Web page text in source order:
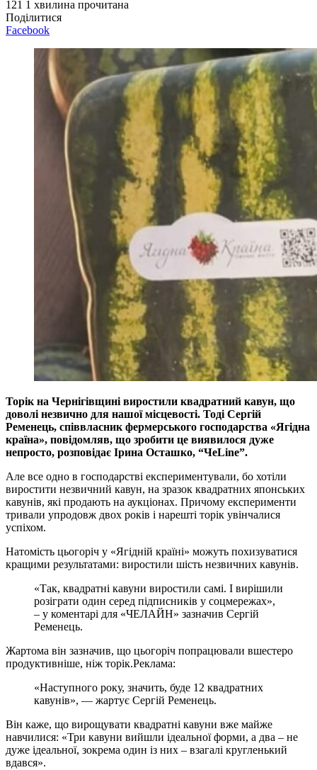
121 1 хвилина прочитана
Поділитися
Facebook
Торік на Чернігівщині виростили квадратний кавун, що
доволі незвично для нашої місцевості. Тоді Сергій
Ременець, співвласник фермерського господарства «Ягідна
країна», повідомляв, що зробити це виявилося дуже
непросто, розповідає Ірина Осташко, “ЧеLine”.
Але все одно в господарстві експериментували, бо хотіли
виростити незвичний кавун, на зразок квадратних японських
кавунів, які продають на аукціонах. Причому експерименти
тривали упродовж двох років і нарешті торік увінчалися
успіхом.
Натомість цьогоріч у «Ягідній країні» можуть похизуватися
кращими результатами: виростили шість незвичних кавунів.
«Так, квадратні кавуни виростили самі. І вирішили
розіграти один серед підписників у соцмережах»,
– у коментарі для «ЧЕЛАЙН» зазначив Сергій
Ременець.
Жартома він зазначив, що цьогоріч попрацювали вшестеро
продуктивніше, ніж торік.Реклама:
«Наступного року, значить, буде 12 квадратних
кавунів», — жартує Сергій Ременець.
Він каже, що вирощувати квадратні кавуни вже майже
навчилися: «Три кавуни вийшли ідеальної форми, а два – не
дуже ідеальної, зокрема один із них – взагалі кругленький
вдався».